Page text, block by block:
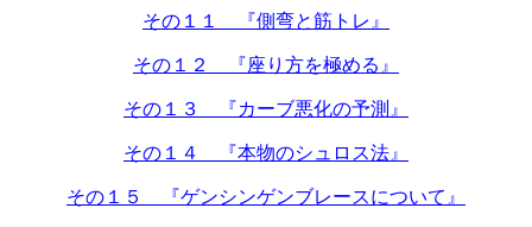
その１１ 『側弯と筋トレ』
その１２ 『座り方を極める』
その１３ 『カーブ悪化の予測』
その１４ 『本物のシュロス法』
その１５ 『ゲンシンゲンブレースについて』